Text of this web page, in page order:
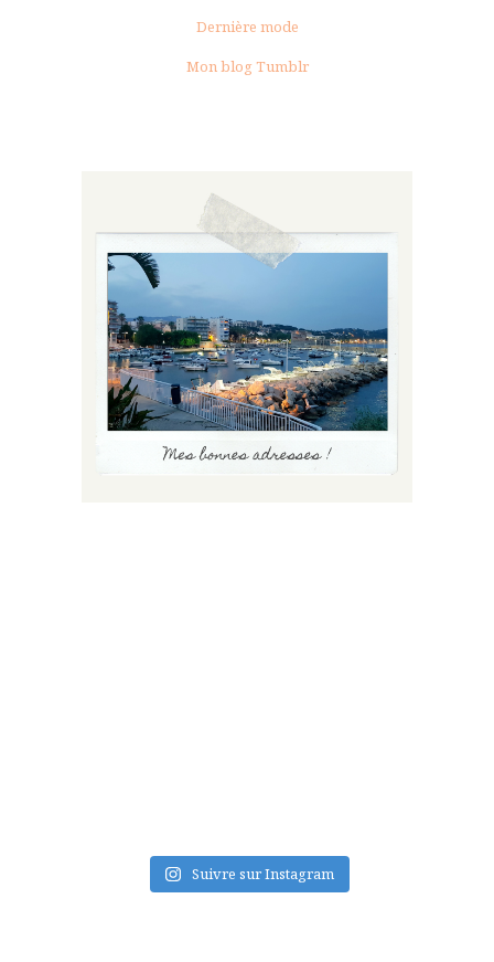
Dernière mode
Mon blog Tumblr
Suivre sur Instagram